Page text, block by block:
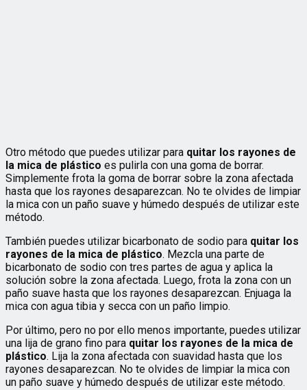
Otro método que puedes utilizar para quitar los rayones de
la mica de plástico es pulirla con una goma de borrar.
Simplemente frota la goma de borrar sobre la zona afectada
hasta que los rayones desaparezcan. No te olvides de limpiar
la mica con un paño suave y húmedo después de utilizar este
método.
También puedes utilizar bicarbonato de sodio para quitar los
rayones de la mica de plástico. Mezcla una parte de
bicarbonato de sodio con tres partes de agua y aplica la
solución sobre la zona afectada. Luego, frota la zona con un
paño suave hasta que los rayones desaparezcan. Enjuaga la
mica con agua tibia y secca con un paño limpio.
Por último, pero no por ello menos importante, puedes utilizar
una lija de grano fino para quitar los rayones de la mica de
plástico. Lija la zona afectada con suavidad hasta que los
rayones desaparezcan. No te olvides de limpiar la mica con
un paño suave y húmedo después de utilizar este método.